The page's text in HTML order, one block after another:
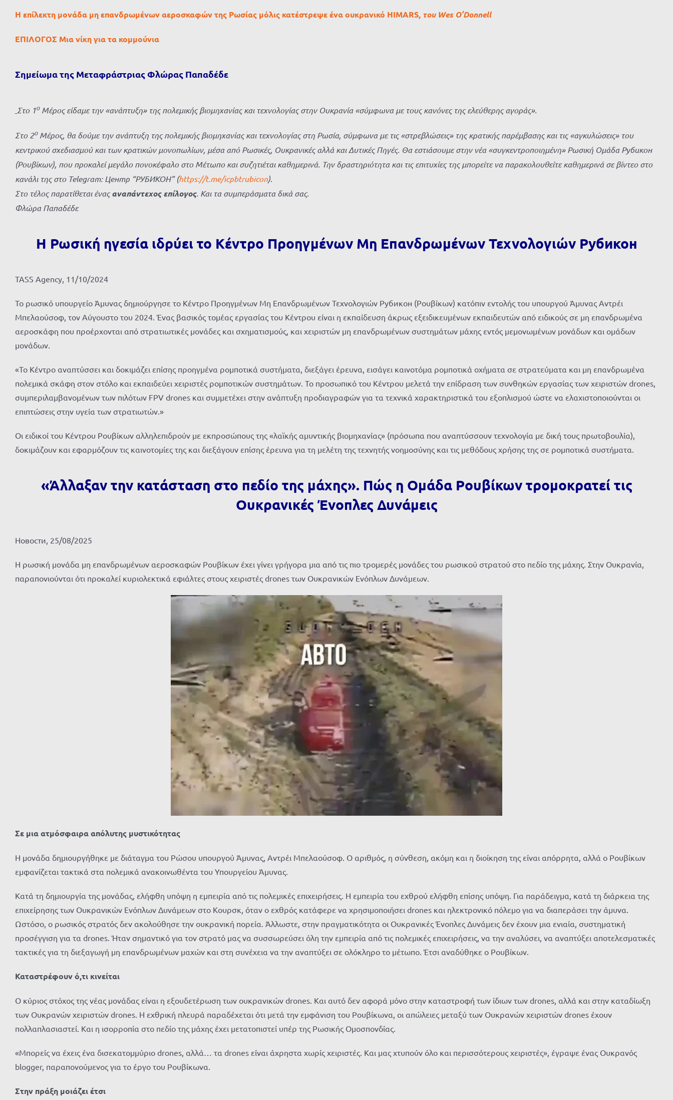
Η επίλεκτη μονάδα μη επανδρωμένων αεροσκαφών της Ρωσίας μόλις κατέστρεψε ένα ουκρανικό HIMARS, του Wes O’Donnell
ΕΠΙΛΟΓΟΣ Μια νίκη για τα κομμούνια
Σημείωμα της Μεταφράστριας Φλώρας Παπαδέδε
Στο 1οΜέρος είδαμε την «ανάπτυξη» της πολεμικής βιομηχανίας και τεχνολογίας στην Ουκρανία «σύμφωνα με τους κανόνες της ελεύθερης αγοράς».
Στο 2οΜέρος, θα δούμε την ανάπτυξη της πολεμικής βιομηχανίας και τεχνολογίας στη Ρωσία, σύμφωνα με τις «στρεβλώσεις» της κρατικής παρέμβασης και τις «αγκυλώσεις» του
κεντρικού σχεδιασμού και των κρατικών μονοπωλίων, μέσα από Ρωσικές, Ουκρανικές αλλά και Δυτικές Πηγές. Θα εστιάσουμε στην νέα «συγκεντροποιημένη» Ρωσική Ομάδα Рубикон
(Ρουβίκων), που προκαλεί μεγάλο πονοκέφαλο στο Μέτωπο και συζητιέται καθημερινά. Την δραστηριότητα και τις επιτυχίες της μπορείτε να παρακολουθείτε καθημερινά σε βίντεο στο
κανάλι της στο Telegram: Центр “РУБИКОН” (https://t.me/icpbtrubicon).
Στο τέλος παρατίθεται έναςαναπάντεχος επίλογος. Και τα συμπεράσματα δικά σας.
Φλώρα Παπαδέδε
Η Ρωσική ηγεσία ιδρύει το Κέντρο Προηγμένων Μη Επανδρωμένων Τεχνολογιών Рубикон
TASS Agency, 11/10/2024
Το ρωσικό υπουργείο Άμυνας δημιούργησε το Κέντρο Προηγμένων Μη Επανδρωμένων Τεχνολογιών Рубикон (Ρουβίκων) κατόπιν εντολής του υπουργού Άμυνας Αντρέι
Μπελαούσοφ, τον Αύγουστο του 2024. Ένας βασικός τομέας εργασίας του Κέντρου είναι η εκπαίδευση άκρως εξειδικευμένων εκπαιδευτών από ειδικούς σε μη επανδρωμένα
αεροσκάφη που προέρχονται από στρατιωτικές μονάδες και σχηματισμούς, και χειριστών μη επανδρωμένων συστημάτων μάχης εντός μεμονωμένων μονάδων και ομάδων
μονάδων.
«Το Κέντρο αναπτύσσει και δοκιμάζει επίσης προηγμένα ρομποτικά συστήματα, διεξάγει έρευνα, εισάγει καινοτόμα ρομποτικά οχήματα σε στρατεύματα και μη επανδρωμένα
πολεμικά σκάφη στον στόλο και εκπαιδεύει χειριστές ρομποτικών συστημάτων. Το προσωπικό του Κέντρου μελετά την επίδραση των συνθηκών εργασίας των χειριστών drones,
συμπεριλαμβανομένων των πιλότων FPV drones και συμμετέχει στην ανάπτυξη προδιαγραφών για τα τεχνικά χαρακτηριστικά του εξοπλισμού ώστε να ελαχιστοποιούνται οι
επιπτώσεις στην υγεία των στρατιωτών.»
Οι ειδικοί του Κέντρου Ρουβίκων αλληλεπιδρούν με εκπροσώπους της «λαϊκής αμυντικής βιομηχανίας» (πρόσωπα που αναπτύσσουν τεχνολογία με δική τους πρωτοβουλία),
δοκιμάζουν και εφαρμόζουν τις καινοτομίες της και διεξάγουν επίσης έρευνα για τη μελέτη της τεχνητής νοημοσύνης και τις μεθόδους χρήσης της σε ρομποτικά συστήματα.
«Άλλαξαν την κατάσταση στο πεδίο της μάχης». Πώς η Ομάδα Ρουβίκων τρομοκρατεί τις
Ουκρανικές Ένοπλες Δυνάμεις
Новости, 25/08/2025
Η ρωσική μονάδα μη επανδρωμένων αεροσκαφών Ρουβίκων έχει γίνει γρήγορα μια από τις πιο τρομερές μονάδες του ρωσικού στρατού στο πεδίο της μάχης. Στην Ουκρανία,
παραπονιούνται ότι προκαλεί κυριολεκτικά εφιάλτες στους χειριστές drones των Ουκρανικών Ενόπλων Δυνάμεων.
Σε μια ατμόσφαιρα απόλυτης μυστικότητας
Η μονάδα δημιουργήθηκε με διάταγμα του Ρώσου υπουργού Άμυνας, Αντρέι Μπελαούσοφ. Ο αριθμός, η σύνθεση, ακόμη και η διοίκηση της είναι απόρρητα, αλλά ο Ρουβίκων
εμφανίζεται τακτικά στα πολεμικά ανακοινωθέντα του Υπουργείου Άμυνας.
Κατά τη δημιουργία της μονάδας, ελήφθη υπόψη η εμπειρία από τις πολεμικές επιχειρήσεις. Η εμπειρία του εχθρού ελήφθη επίσης υπόψη. Για παράδειγμα, κατά τη διάρκεια της
επιχείρησης των Ουκρανικών Ενόπλων Δυνάμεων στο Κουρσκ, όταν ο εχθρός κατάφερε να χρησιμοποιήσει drones και ηλεκτρονικό πόλεμο για να διαπεράσει την άμυνα.
Ωστόσο, ο ρωσικός στρατός δεν ακολούθησε την ουκρανική πορεία. Άλλωστε, στην πραγματικότητα οι Ουκρανικές Ένοπλες Δυνάμεις δεν έχουν μια ενιαία, συστηματική
προσέγγιση για τα drones. Ήταν σημαντικό για τον στρατό μας να συσσωρεύσει όλη την εμπειρία από τις πολεμικές επιχειρήσεις, να την αναλύσει, να αναπτύξει αποτελεσματικές
τακτικές για τη διεξαγωγή μη επανδρωμένων μαχών και στη συνέχεια να την αναπτύξει σε ολόκληρο το μέτωπο. Έτσι αναδύθηκε ο Ρουβίκων.
Καταστρέφουν ό,τι κινείται
Ο κύριος στόχος της νέας μονάδας είναι η εξουδετέρωση των ουκρανικών drones. Και αυτό δεν αφορά μόνο στην καταστροφή των ίδιων των drones, αλλά και στην καταδίωξη
των Ουκρανών χειριστών drones. Η εχθρική πλευρά παραδέχεται ότι μετά την εμφάνιση του Ρουβίκωνα, οι απώλειες μεταξύ των Ουκρανών χειριστών drones έχουν
πολλαπλασιαστεί. Και η ισορροπία στο πεδίο της μάχης έχει μετατοπιστεί υπέρ της Ρωσικής Ομοσπονδίας.
«Μπορείς να έχεις ένα δισεκατομμύριο drones, αλλά… τα drones είναι άχρηστα χωρίς χειριστές. Και μας χτυπούν όλο και περισσότερους χειριστές», έγραψε ένας Ουκρανός
blogger, παραπονούμενος για το έργο του Ρουβίκωνα.
Στην πράξη μοιάζει έτσι